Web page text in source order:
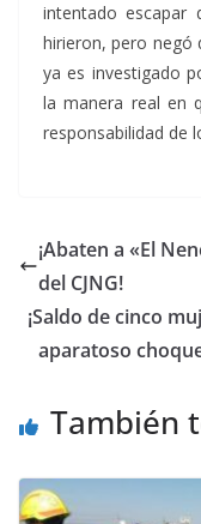
intentado
hirieron, pero negó
ya es investigado
la manera real en
responsabilidad de
¡Abaten a «El
del CJNG!
¡Saldo de cinco
aparatoso
También